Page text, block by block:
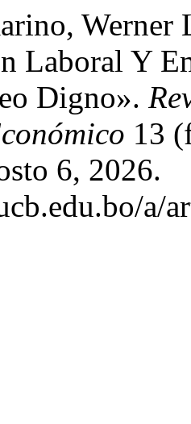
Laboral Y
Digno».
13
6, 2026.
a/